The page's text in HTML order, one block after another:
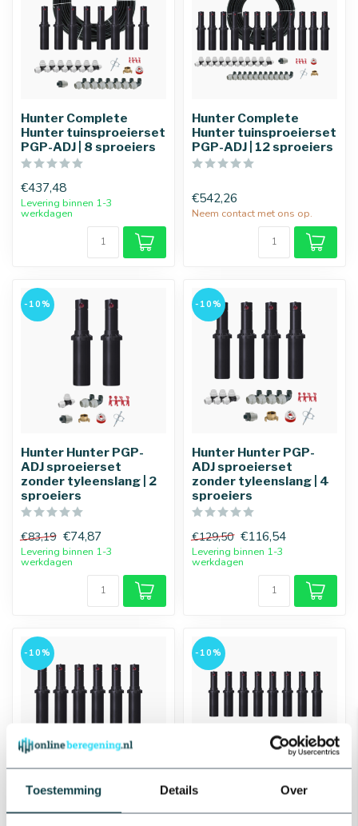
Toestemming Details Over
Hunter Complete
Hunter tuinsproeierset
PGP-ADJ | 8 sproeiers
€437,48
Levering binnen 1-3
werkdagen
Hunter Complete
Hunter tuinsproeierset
PGP-ADJ | 12 sproeiers
€542,26
Neem contact met ons op.
-10%
Hunter Hunter PGP-
ADJ sproeierset
zonder tyleenslang | 2
sproeiers
€83,19 €74,87
Levering binnen 1-3
werkdagen
-10%
Hunter Hunter PGP-
ADJ sproeierset
zonder tyleenslang | 4
sproeiers
€129,50 €116,54
Levering binnen 1-3
werkdagen
-10%
Hunter Hunter PGP-
ADJ sproeierset
-10%
ADJ sproeierset